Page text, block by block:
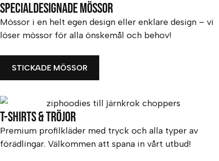
Specialdesignade mössor
Mössor i en helt egen design eller enklare design – vi
löser mössor för alla önskemål och behov!
STICKADE MÖSSOR
T-shirts & Tröjor
Premium profilkläder med tryck och alla typer av
förädlingar. Välkommen att spana in vårt utbud!